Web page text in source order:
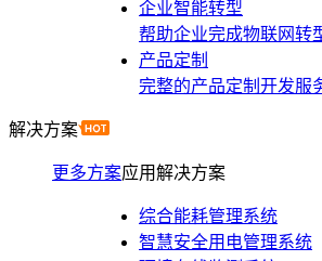
企业智能转型
帮助企业完成物联网转
产品定制
完整的产品定制开发服
解决方案
更多方案应用解决方案
综合能耗管理系统
智慧安全用电管理系统